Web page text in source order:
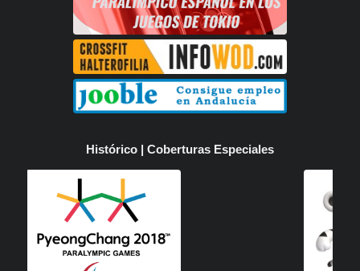
Histórico | Coberturas Especiales